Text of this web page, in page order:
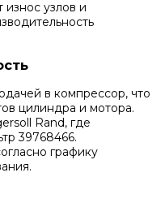
износ узлов и
в компрессор, что
цилиндра и мотора.
Rand, где
39768466.
графику